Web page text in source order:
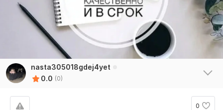
nasta305018gdej4yet
0.0 (0)
0